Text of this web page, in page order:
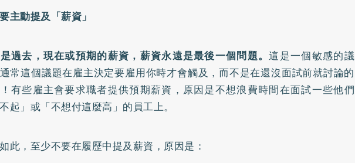
主動提及「薪資」
過去，現在或預期的薪資，薪資永遠是最後一個問題。這是一個敏感的議
常這個議題在雇主決定要雇用你時才會觸及，而不是在還沒面試前就討論的
有些雇主會要求職者提供預期薪資，原因是不想浪費時間在面試一些他們
不起」或「不想付這麼高」的員工上。
此，至少不要在履歷中提及薪資，原因是：